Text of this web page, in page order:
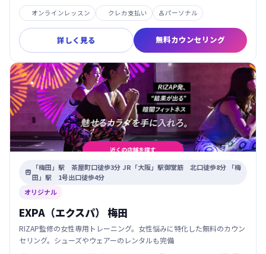
オンラインレッスン クレカ支払い パーソナル
詳しく見る 無料カウンセリング

「梅田」駅 茶屋町口徒歩3分 JR「大阪」駅御堂筋 北口徒歩8分 「梅
田」駅 1号出口徒歩4分
オリジナル
EXPA（エクスパ） 梅田
RIZAP監修の女性専用トレーニング。女性悩みに特化した無料のカウン
セリング。シューズやウェアーのレンタルも完備